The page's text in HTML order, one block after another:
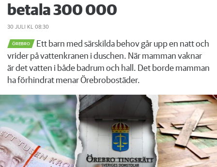
betala 300 000
30 JULI KL 08:30
ÖREBRO
Ett barn med särskilda behov går upp en natt och
vrider på vattenkranen i duschen. När mamman vaknar
är det vatten i både badrum och hall. Det borde mamman
ha förhindrat menar Örebrobostäder.